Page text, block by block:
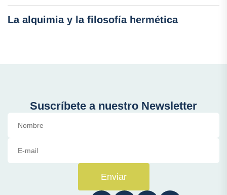
La alquimia y la filosofía hermética
Suscríbete a nuestro Newsletter
Enviar